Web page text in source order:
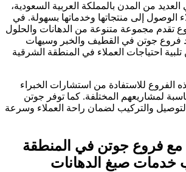
من المدن بالمملكة العربية السعودية،
الوصول إلى منتجاتها وخدماتها بسهولة. في
تقدم مجموعة متنوعة من الدهانات والحلول
فروع جوتن في القطيف والخبر وسيهات
احتياجات العملاء في المنطقة الشرقية
الفروع للاستفادة من استشارات الخبراء
لمشاريعهم المختلفة. كما توفر جوتن
والتركيب لضمان راحة العملاء وسرعة
مع فروع جوتن في المنطقة
خدمات صبغ الدهانات